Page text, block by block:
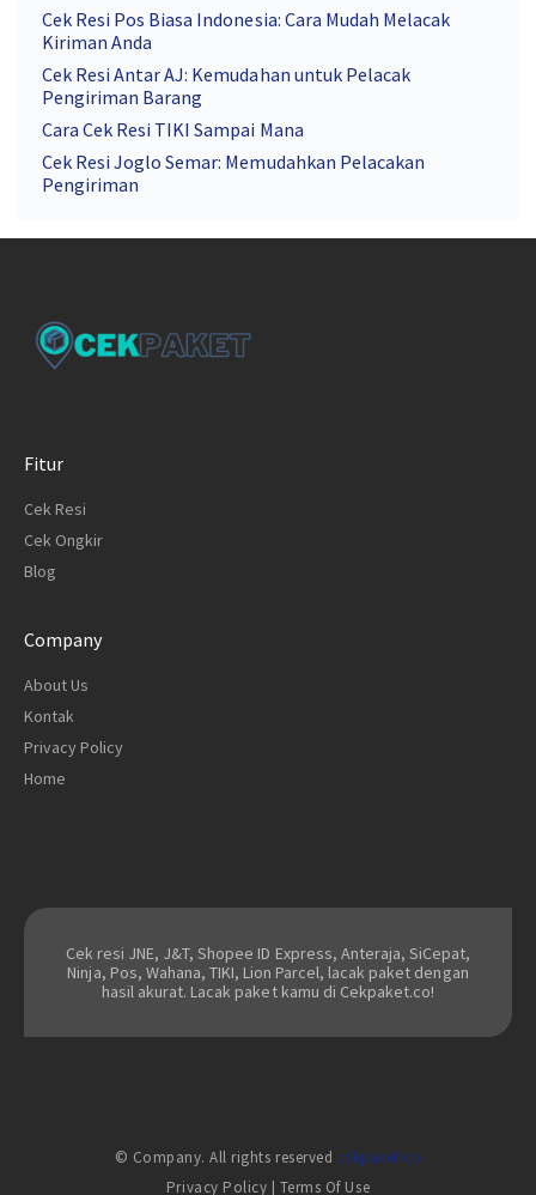
Cek Resi Pos Biasa Indonesia: Cara Mudah Melacak
Kiriman Anda
Cek Resi Antar AJ: Kemudahan untuk Pelacak
Pengiriman Barang
Cara Cek Resi TIKI Sampai Mana
Cek Resi Joglo Semar: Memudahkan Pelacakan
Pengiriman
Fitur
Cek Resi
Cek Ongkir
Blog
Company
About Us
Kontak
Privacy Policy
Home
Cek resi JNE, J&T, Shopee ID Express, Anteraja, SiCepat,
Ninja, Pos, Wahana, TIKI, Lion Parcel, lacak paket dengan
hasil akurat. Lacak paket kamu di Cekpaket.co!
© Company. All rights reserved cekpaket.co
Privacy Policy | Terms Of Use